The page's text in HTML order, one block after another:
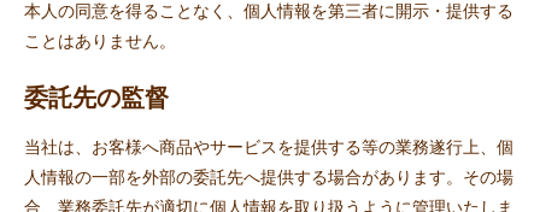
本人の同意を得ることなく、個人情報を第三者に開示・提供する
ことはありません。
委託先の監督
当社は、お客様へ商品やサービスを提供する等の業務遂行上、個
人情報の一部を外部の委託先へ提供する場合があります。その場
合、業務委託先が適切に個人情報を取り扱うように管理いたしま